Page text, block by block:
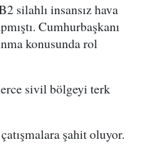
silahlı insansız hava
Cumhurbaşkanı
konusunda rol
sivil bölgeyi terk
şahit oluyor.